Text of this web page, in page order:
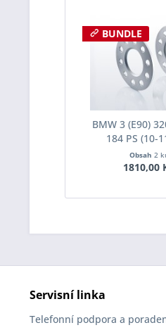
BUNDLE
BMW 3 (E90)
184 PS (10-
rozchodu Eibach
S90-1-05-017
Obsah 2
1810,00
Servisní linka
Telefonní podpora a